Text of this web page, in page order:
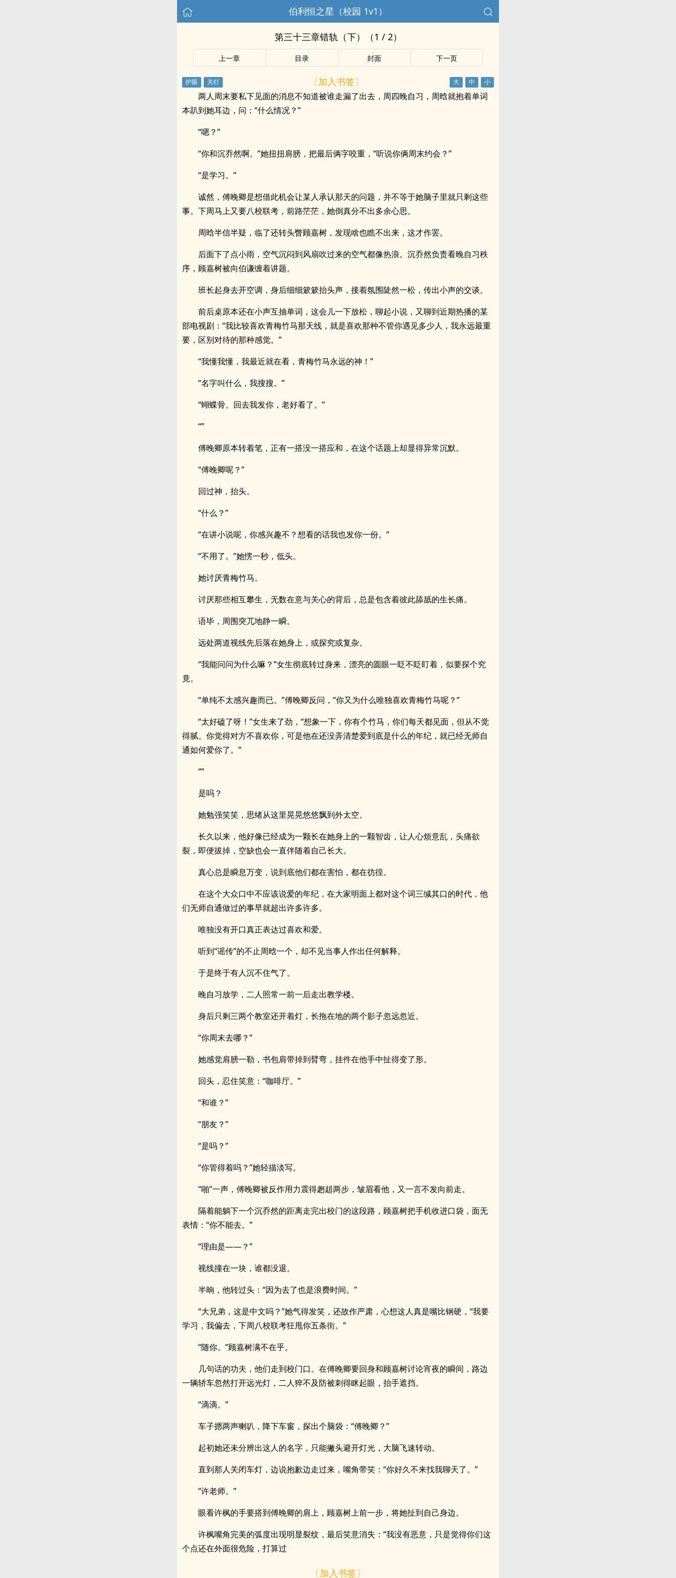
伯利恒之星（校园 1v1）
第三十三章错轨（下）（1 / 2）
上一章 目录 封面 下一页
〔加入书签〕
两人周末要私下见面的消息不知道被谁走漏了出去，周四晚自习，周晗就抱着单词
本趴到她耳边，问：“什么情况？”
“嗯？”
“你和沉乔然啊。”她扭扭肩膀，把最后俩字咬重，“听说你俩周末约会？”
“是学习。”
诚然，傅晚卿是想借此机会让某人承认那天的问题，并不等于她脑子里就只剩这些
事。下周马上又要八校联考，前路茫茫，她倒真分不出多余心思。
周晗半信半疑，临了还转头瞥顾嘉树，发现啥也瞧不出来，这才作罢。
后面下了点小雨，空气沉闷到风扇吹过来的空气都像热浪。沉乔然负责看晚自习秩
序，顾嘉树被向伯谦缠着讲题。
班长起身去开空调，身后细细簌簌抬头声，接着氛围陡然一松，传出小声的交谈。
前后桌原本还在小声互抽单词，这会儿一下放松，聊起小说，又聊到近期热播的某
部电视剧：“我比较喜欢青梅竹马那天线，就是喜欢那种不管你遇见多少人，我永远最重
要，区别对待的那种感觉。”
“我懂我懂，我最近就在看，青梅竹马永远的神！”
“名字叫什么，我搜搜。”
“蝴蝶骨。回去我发你，老好看了。”
“”
傅晚卿原本转着笔，正有一搭没一搭应和，在这个话题上却显得异常沉默。
“傅晚卿呢？”
回过神，抬头。
“什么？”
“在讲小说呢，你感兴趣不？想看的话我也发你一份。”
“不用了。”她愣一秒，低头。
她讨厌青梅竹马。
讨厌那些相互攀生，无数在意与关心的背后，总是包含着彼此舔舐的生长痛。
语毕，周围突兀地静一瞬。
远处两道视线先后落在她身上，或探究或复杂。
“我能问问为什么嘛？”女生彻底转过身来，漂亮的圆眼一眨不眨盯着，似要探个究
竟。
“单纯不太感兴趣而已。”傅晚卿反问，“你又为什么唯独喜欢青梅竹马呢？”
“太好磕了呀！”女生来了劲，“想象一下，你有个竹马，你们每天都见面，但从不觉
得腻。你觉得对方不喜欢你，可是他在还没弄清楚爱到底是什么的年纪，就已经无师自
通如何爱你了。”
“”
是吗？
她勉强笑笑，思绪从这里晃晃悠悠飘到外太空。
长久以来，他好像已经成为一颗长在她身上的一颗智齿，让人心烦意乱，头痛欲
裂，即便拔掉，空缺也会一直伴随着自己长大。
真心总是瞬息万变，说到底他们都在害怕，都在彷徨。
在这个大众口中不应该说爱的年纪，在大家明面上都对这个词三缄其口的时代，他
们无师自通做过的事早就超出许多许多。
唯独没有开口真正表达过喜欢和爱。
听到“谣传”的不止周晗一个，却不见当事人作出任何解释。
于是终于有人沉不住气了。
晚自习放学，二人照常一前一后走出教学楼。
身后只剩三两个教室还开着灯，长拖在地的两个影子忽远忽近。
“你周末去哪？”
她感觉肩膀一勒，书包肩带掉到臂弯，挂件在他手中扯得变了形。
回头，忍住笑意：“咖啡厅。”
“和谁？”
“朋友？”
“是吗？”
“你管得着吗？”她轻描淡写。
“啪”一声，傅晚卿被反作用力震得趔趄两步，皱眉看他，又一言不发向前走。
隔着能躺下一个沉乔然的距离走完出校门的这段路，顾嘉树把手机收进口袋，面无
表情：“你不能去。”
“理由是——？”
视线撞在一块，谁都没退。
半晌，他转过头：“因为去了也是浪费时间。”
“大兄弟，这是中文吗？”她气得发笑，还故作严肃，心想这人真是嘴比钢硬，“我要
学习，我偏去，下周八校联考狂甩你五条街。”
“随你。”顾嘉树满不在乎。
几句话的功夫，他们走到校门口。在傅晚卿要回身和顾嘉树讨论宵夜的瞬间，路边
一辆轿车忽然打开远光灯，二人猝不及防被刺得眯起眼，抬手遮挡。
“滴滴。”
车子摁两声喇叭，降下车窗，探出个脑袋：“傅晚卿？”
起初她还未分辨出这人的名字，只能撇头避开灯光，大脑飞速转动。
直到那人关闭车灯，边说抱歉边走过来，嘴角带笑：“你好久不来找我聊天了。”
“许老师。”
眼看许枫的手要搭到傅晚卿的肩上，顾嘉树上前一步，将她扯到自己身边。
许枫嘴角完美的弧度出现明显裂纹，最后笑意消失：“我没有恶意，只是觉得你们这
个点还在外面很危险，打算过
〔加入书签〕